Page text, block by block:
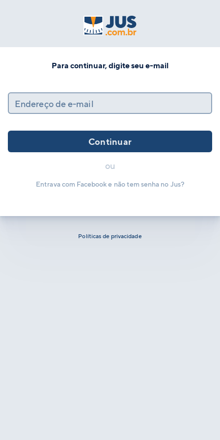
Para continuar, digite seu e-mail
Endereço de e-mail
Continuar
ou
Entrava com Facebook e não tem senha no Jus?
Políticas de privacidade